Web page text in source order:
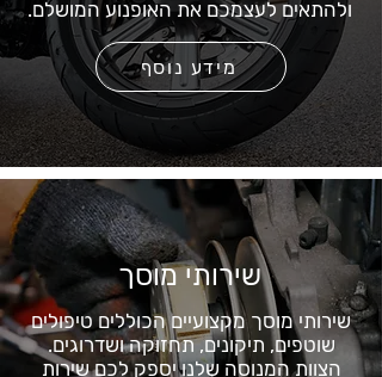
ולהתאים לעצמכם את האופנוע המושלם.
מידע נוסף
שירותי מוסך
שירותי מוסך מקצועיים הכוללים טיפולים
שוטפים, תיקונים, תחזוקה ושדרוגים.
הצוות המנוסה שלנו יספק לכם שירות